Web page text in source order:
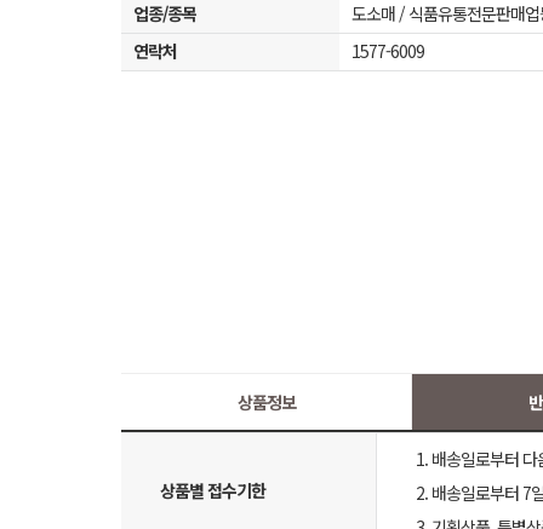
업종/종목
도소매 / 식품유통전문판매
연락처
1577-6009
상품정보
상품별 접수기한
1. 배송일로부터
2. 배송일로부터 7